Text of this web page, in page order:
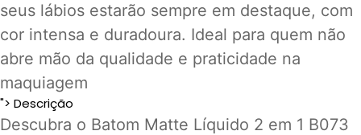
seus lábios estarão sempre em destaque, com
cor intensa e duradoura. Ideal para quem não
abre mão da qualidade e praticidade na
maquiagem
"> Descrição
Descubra o Batom Matte Líquido 2 em 1 B073